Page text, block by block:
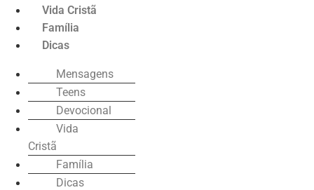
Vida Cristã
Família
Dicas
Mensagens
Teens
Devocional
Vida
Cristã
Família
Dicas